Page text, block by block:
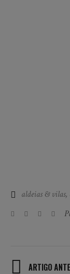
aldeias & vilas,
ARTIGO